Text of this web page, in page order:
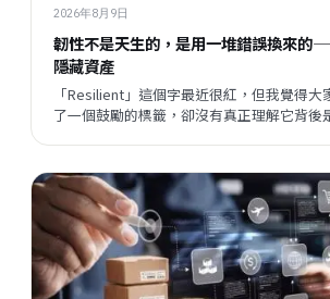
2026年8月9日
韌性不是天生的，是用一堆錯誤換來的
隱藏資產
「Resilient」這個字最近很紅，但我覺得大
了一個鼓勵的標籤，卻沒有真正理解它背後